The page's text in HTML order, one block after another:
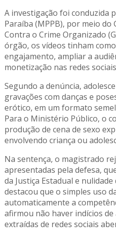
A investigação foi conduzida
Paraíba (MPPB), por meio do
Contra o Crime Organizado
órgão, os vídeos tinham
engajamento, ampliar a
monetização nas redes
Segundo a denúncia,
gravações com danças e
erótico, em um formato
Para o Ministério Público, o
produção de cena de sexo
envolvendo criança ou
Na sentença, o magistrado
apresentadas pela defesa,
da Justiça Estadual e
destacou que o simples uso
automaticamente a
afirmou não haver indícios
extraídas de redes sociais